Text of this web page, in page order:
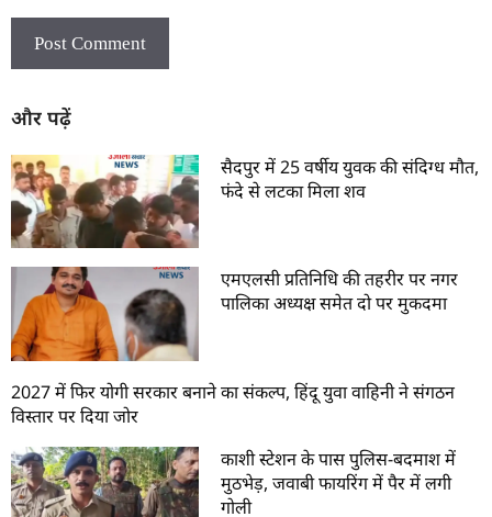
और पढ़ें
सैदपुर में 25 वर्षीय युवक की संदिग्ध मौत,
फंदे से लटका मिला शव
एमएलसी प्रतिनिधि की तहरीर पर नगर
पालिका अध्यक्ष समेत दो पर मुकदमा
2027 में फिर योगी सरकार बनाने का संकल्प, हिंदू युवा वाहिनी ने संगठन
विस्तार पर दिया जोर
काशी स्टेशन के पास पुलिस-बदमाश में
मुठभेड़, जवाबी फायरिंग में पैर में लगी
गोली